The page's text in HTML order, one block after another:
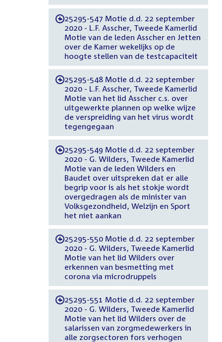
-25295-547 Motie d.d. 22 september
2020 - L.F. Asscher, Tweede Kamerlid
Motie van de leden Asscher en Jetten
over de Kamer wekelijks op de
hoogte stellen van de testcapaciteit
-25295-548 Motie d.d. 22 september
2020 - L.F. Asscher, Tweede Kamerlid
Motie van het lid Asscher c.s. over
uitgewerkte plannen op welke wijze
de verspreiding van het virus wordt
tegengegaan
-25295-549 Motie d.d. 22 september
2020 - G. Wilders, Tweede Kamerlid
Motie van de leden Wilders en
Baudet over uitspreken dat er alle
begrip voor is als het stokje wordt
overgedragen als de minister van
Volksgezondheid, Welzijn en Sport
het niet aankan
-25295-550 Motie d.d. 22 september
2020 - G. Wilders, Tweede Kamerlid
Motie van het lid Wilders over
erkennen van besmetting met
corona via microdruppels
-25295-551 Motie d.d. 22 september
2020 - G. Wilders, Tweede Kamerlid
Motie van het lid Wilders over de
salarissen van zorgmedewerkers in
alle zorgsectoren fors verhogen